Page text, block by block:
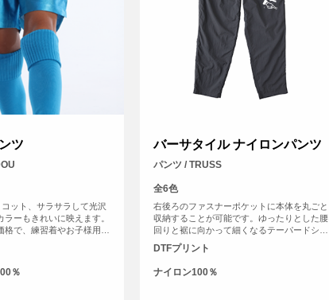
ツ
ット、サラサラして光沢
ラーもきれいに映えます。
格で、練習着やお子様用に
えもいらないくらいの速乾
ーゲームパンツとして、幅
ティスパンツとして人気の
別ページにて110㎝～
％
バーサタイル ナイロンパンツ
パンツ / TRUSS
全6色
右後ろのファスナーポケットに本体を丸ごと
収納することが可能です。ゆったりとした腰
回りと裾に向かって細くなるテーパードシル
エットで、動きやすさとスタイリッシュさを
両立。オリジナルプリントを加えれば、自分
だけのデザインパンツとしてもおすすめで
す。
DTFプリント
ナイロン100％